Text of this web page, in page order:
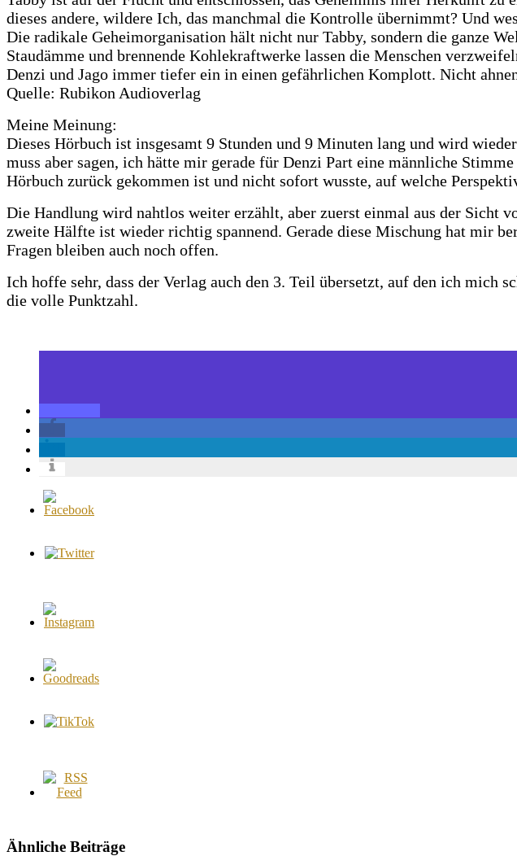
dieses andere, wildere Ich, das manchmal die Kontrolle übernimmt? Und
Die radikale Geheimorganisation hält nicht nur Tabby, sondern die ganze
Staudämme und brennende Kohlekraftwerke lassen die Menschen
Denzi und Jago immer tiefer ein in einen gefährlichen Komplott. Nicht
Quelle: Rubikon Audioverlag
Meine Meinung:
Dieses Hörbuch ist insgesamt 9 Stunden und 9 Minuten lang und wird
muss aber sagen, ich hätte mir gerade für Denzi Part eine männliche
Hörbuch zurück gekommen ist und nicht sofort wusste, auf welche
Die Handlung wird nahtlos weiter erzählt, aber zuerst einmal aus der Sicht
zweite Hälfte ist wieder richtig spannend. Gerade diese Mischung hat mir
Fragen bleiben auch noch offen.
Ich hoffe sehr, dass der Verlag auch den 3. Teil übersetzt, auf den ich mich
die volle Punktzahl.
Ähnliche Beiträge